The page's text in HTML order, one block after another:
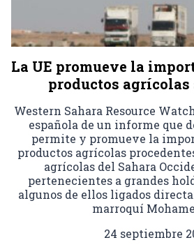
La UE promueve la
productos agrícolas
Western Sahara Resource
española de un informe que
permite y promueve la
productos agrícolas
agrícolas del Sahara
pertenecientes a grandes
algunos de ellos ligados
marroquí
24 septiembre